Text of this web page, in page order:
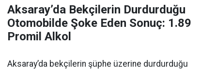
Aksaray’da Bekçilerin Durdurduğu
Otomobilde Şoke Eden Sonuç: 1.89
Promil Alkol
Aksaray’da bekçilerin şüphe üzerine durdurduğu